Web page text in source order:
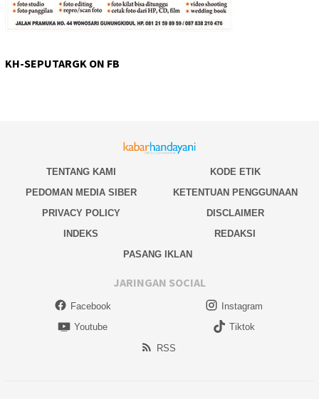
KH-SEPUTARGK ON FB
TENTANG KAMI
KODE ETIK
PEDOMAN MEDIA SIBER
KETENTUAN PENGGUNAAN
PRIVACY POLICY
DISCLAIMER
INDEKS
REDAKSI
PASANG IKLAN
JARINGAN SOCIAL
Facebook
Instagram
Youtube
Tiktok
RSS